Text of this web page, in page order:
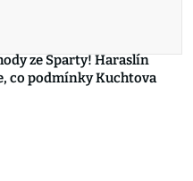
ze Sparty! Haraslín
co podmínky Kuchtova